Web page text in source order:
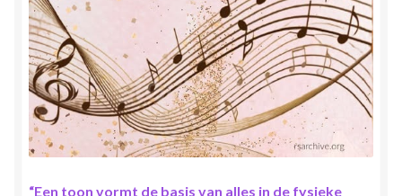
Mindfulness en Hartcoherentie
Narcisme
Nieuw boek ‘Pareltjes in de Oceaan.’ Meditatieve haiku’s
in woord en beeld
Priesteressen van Isis- Hal der Zuilen
“Een toon vormt de basis van alles in de fysieke